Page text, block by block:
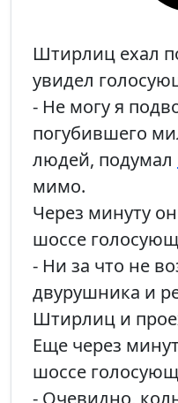
Штирлиц ехал
увидел
- Не могу я
погубившего
людей, подумал
мимо.
Через минуту
шоссе
- Ни за что не
двурушника и
Штирлиц и
Еще через
шоссе